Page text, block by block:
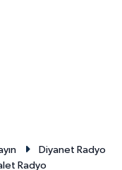
Diyanet Radyo
Radyo